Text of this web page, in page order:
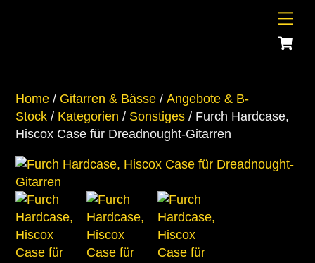
Home / Gitarren & Bässe /Angebote & B-
Stock / Kategorien / Sonstiges / Furch Hardcase,
Hiscox Case für Dreadnought-Gitarren